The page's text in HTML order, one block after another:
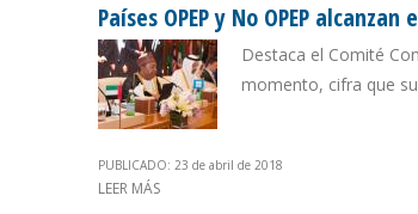
Países OPEP y No OPEP
Destaca el Comité
momento, cifra que
PUBLICADO: 23 de abril de 2018
LEER MÁS